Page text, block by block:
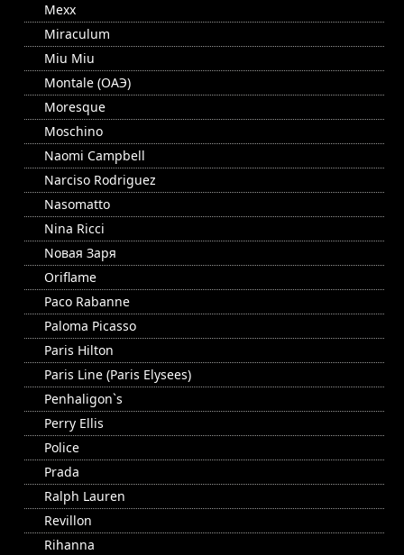
Mexx
Miraculum
Miu Miu
Montale (ОАЭ)
Moresque
Moschino
Naomi Campbell
Narciso Rodriguez
Nasomatto
Nina Ricci
Nовая Заря
Oriflame
Paco Rabanne
Paloma Picasso
Paris Hilton
Paris Line (Paris Elysees)
Penhaligon`s
Perry Ellis
Police
Prada
Ralph Lauren
Revillon
Rihanna